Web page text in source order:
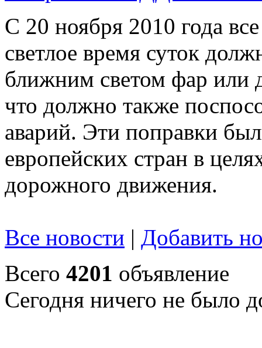
С 20 ноября 2010 года
светлое время суток
ближним светом фар
что должно также
аварий. Эти поправки
европейских стран в
дорожного движения.
Все новости | Добавить
Всего 4201 объявление
Сегодня ничего не было